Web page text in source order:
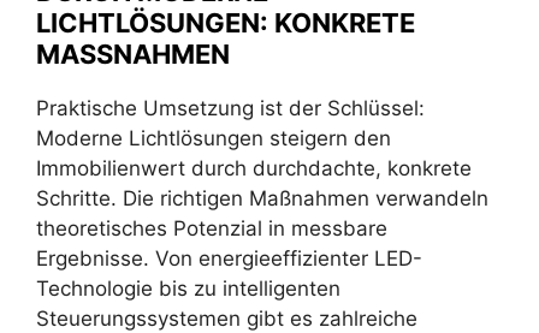
LICHTLÖSUNGEN: KONKRETE
MASSNAHMEN
Praktische Umsetzung ist der Schlüssel:
Moderne Lichtlösungen steigern den
Immobilienwert durch durchdachte, konkrete
Schritte. Die richtigen Maßnahmen verwandeln
theoretisches Potenzial in messbare
Ergebnisse. Von energieeffizienter LED-
Technologie bis zu intelligenten
Steuerungssystemen gibt es zahlreiche